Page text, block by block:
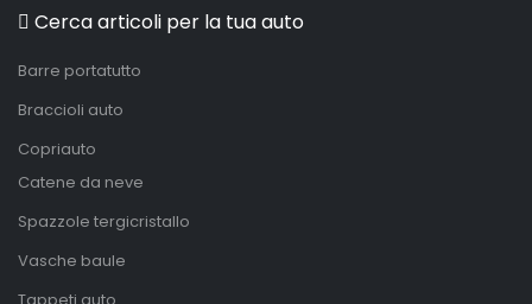
Cerca articoli per la tua auto
Barre portatutto
Braccioli auto
Copriauto
Catene da neve
Spazzole tergicristallo
Vasche baule